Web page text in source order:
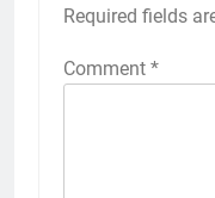
Required fields
Comment *